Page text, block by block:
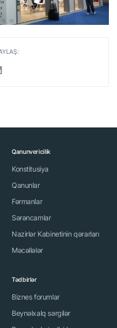
Qanunvericilik
Konstitusiya
Qanunlar
Fərmanlar
Sərəncamlar
Nazirlər Kabinetinin qərarları
Məcəllələr
Tədbirlər
Biznes forumlar
Beynəlxalq sərgilər